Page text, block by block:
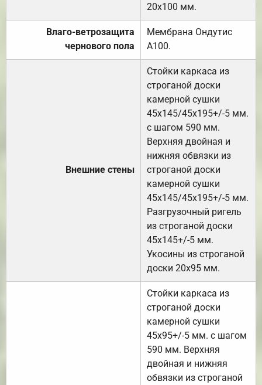
20х100 мм.
Влаго-ветрозащита
чернового пола
Мембрана Ондутис
А100.
Внешние стены
Стойки каркаса из
строганой доски
камерной сушки
45х145/45х195+/-5 мм.
с шагом 590 мм.
Верхняя двойная и
нижняя обвязки из
строганой доски
камерной сушки
45х145/45х195+/-5 мм.
Разгрузочный ригель
из строганой доски
45х145+/-5 мм.
Укосины из строганой
доски 20х95 мм.
Стойки каркаса из
строганой доски
камерной сушки
45х95+/-5 мм. с шагом
590 мм. Верхняя
двойная и нижняя
обвязки из строганой